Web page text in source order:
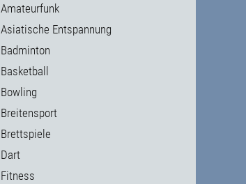
Amateurfunk
Asiatische Entspannung
Badminton
Basketball
Bowling
Breitensport
Brettspiele
Dart
Fitness